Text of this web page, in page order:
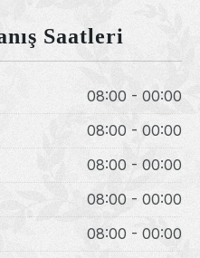
Saatleri
08:00 - 00:00
08:00 - 00:00
08:00 - 00:00
08:00 - 00:00
08:00 - 00:00